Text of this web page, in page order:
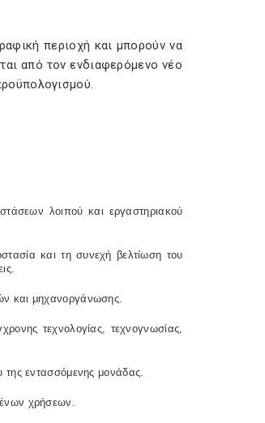
περιοχή και μπορούν να
από τον ενδιαφερόμενο νέο
λοιπού και εργαστηριακού
και τη συνεχή βελτίωση του
και μηχανοργάνωσης.
τεχνολογίας, τεχνογνωσίας,
της εντασσόμενης μονάδας.
χρήσεων.